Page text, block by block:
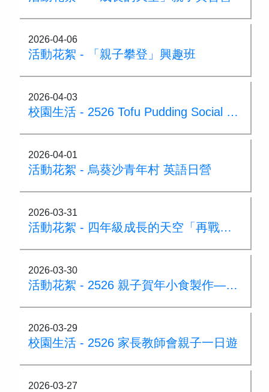
2026-04-06
活動花絮 - 「親子攀登」興趣班
2026-04-03
校園生活 - 2526 Tofu Pudding Social Day
2026-04-01
活動花絮 - 烏葵沙青年村 英語日營
2026-03-31
活動花絮 - 四年級成長的天空「再戰營會」
2026-03-30
活動花絮 - 2526 親子賀年小食製作——砵仔糕
2026-03-29
校園生活 - 2526 家長教師會親子一日遊
2026-03-27